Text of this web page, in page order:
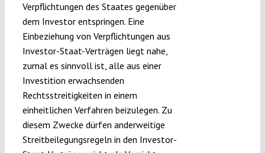
Verpflichtungen des Staates gegenüber
dem Investor entspringen. Eine
Einbeziehung von Verpflichtungen aus
Investor-Staat-Verträgen liegt nahe,
zumal es sinnvoll ist, alle aus einer
Investition erwachsenden
Rechtsstreitigkeiten in einem
einheitlichen Verfahren beizulegen. Zu
diesem Zwecke dürfen anderweitige
Streitbeilegungsregeln in den Investor-